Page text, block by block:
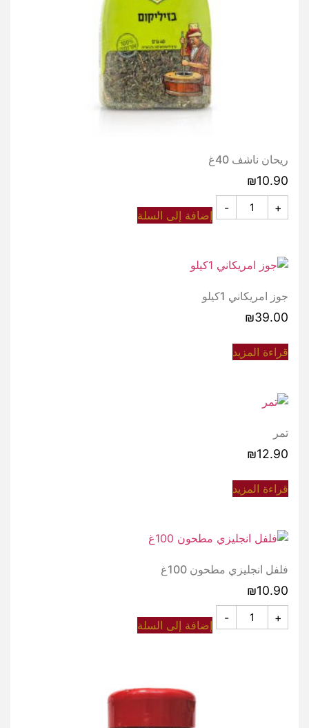
ريحان ناشف 40غ
₪10.90
- +
إضافة إلى السلة
جوز امريكاني 1كيلو
₪39.00
قراءة المزيد
تمر
₪12.90
قراءة المزيد
فلفل انجليزي مطحون 100غ
₪10.90
- +
إضافة إلى السلة